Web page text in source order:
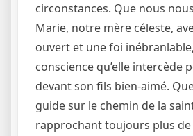
circonstances. Que nous
Marie, notre mère céleste,
ouvert et une foi
conscience qu’elle intercède
devant son fils bien-aimé.
guide sur le chemin de la
rapprochant toujours plus de